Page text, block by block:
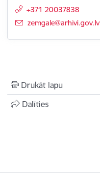
+371 20037838
E-pasts:
zemgale@arhivi.gov.lv
Drukāt lapu
Dalīties